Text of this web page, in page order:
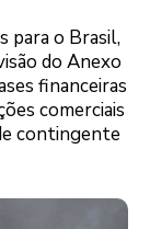
para o Brasil,
do Anexo
financeiras
comerciais
contingente